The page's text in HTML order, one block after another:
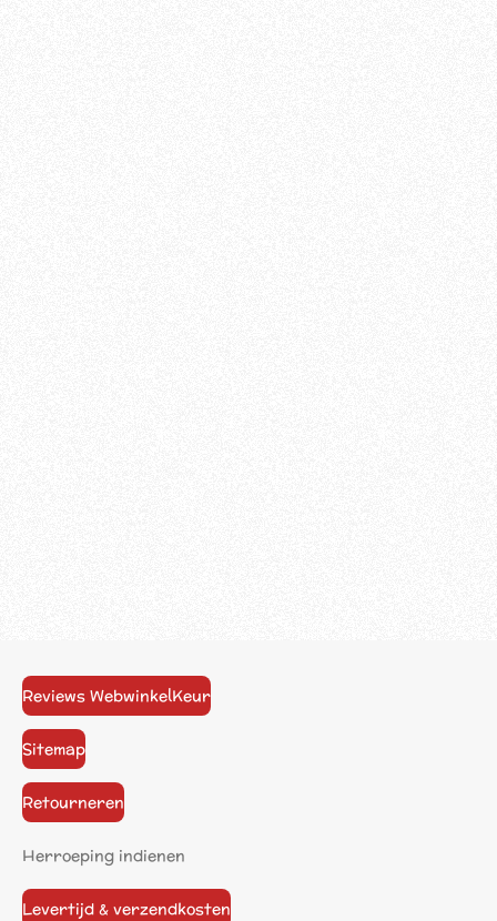
Reviews WebwinkelKeur
Sitemap
Retourneren
Herroeping indienen
Levertijd & verzendkosten